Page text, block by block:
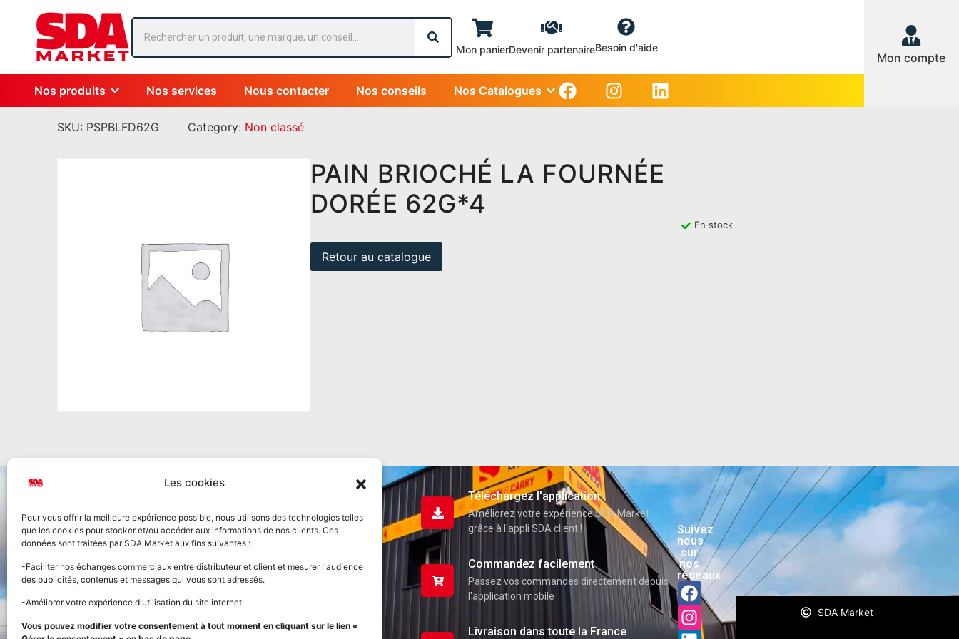
Les cookies
Pour vous offrir la meilleure expérience possible, nous utilisons des technologies telles
que les cookies pour stocker et/ou accéder aux informations de nos clients. Ces
données sont traitées par SDA Market aux fins suivantes :
-Faciliter nos échanges commerciaux entre distributeur et client et mesurer l'audience
des publicités, contenus et messages qui vous sont adressés.
-Améliorer votre expérience d'utilisation du site internet.
Vous pouvez modifier votre consentement à tout moment en cliquant sur le lien «
Mon compte
Mon panierDevenir partenaireBesoin d'aide
Nos produits Nos services Nous contacter Nos conseils Nos Catalogues
SKU: PSPBLFD62G Category: Non classé
PAIN BRIOCHÉ LA FOURNÉE
DORÉE 62G*4
En stock
Retour au catalogue
FOURNISSEUR OFFICIEL
Accueil
Panier
Téléchargez l'application
Améliorez votre expérience SDA Market
grâce à l'appli SDA client !
Commandez facilement
Passez vos commandes directement depuis
l'application mobile
Livraison dans toute la France
Suivez
nous
sur
nos
réseaux
SDA Market